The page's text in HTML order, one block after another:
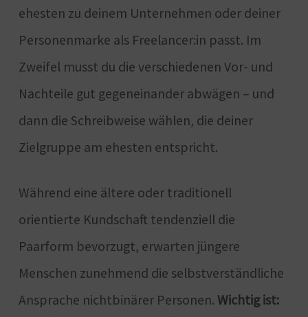
ehesten zu deinem Unternehmen oder deiner
Personenmarke als Freelancer:in passt. Im
Zweifel musst du die verschiedenen Vor- und
Nachteile gut gegeneinander abwägen – und
dann die Schreibweise wählen, die deiner
Zielgruppe am ehesten entspricht.
Während eine ältere oder traditionell
orientierte Kundschaft tendenziell die
Paarform bevorzugt, erwarten jüngere
Menschen zunehmend die selbstverständliche
Ansprache nichtbinärer Personen. Wichtig ist: